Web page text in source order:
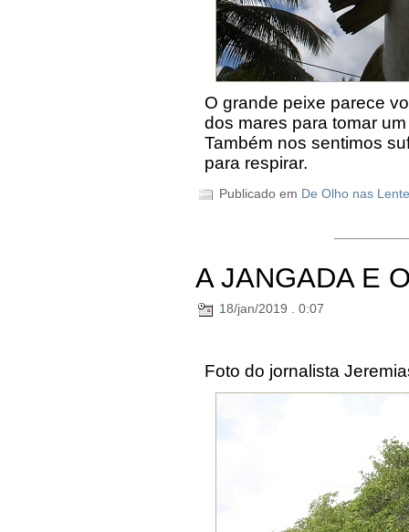
O grande peixe parece
dos mares para tomar
Também nos sentimos
para respirar.
Publicado em De Olho nas
A JANGADA E
18/jan/2019 . 0:07
Foto do jornalista